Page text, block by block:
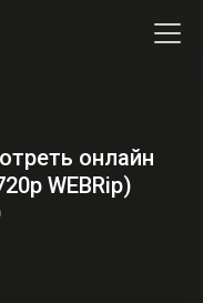
онлайн
WEBRip)